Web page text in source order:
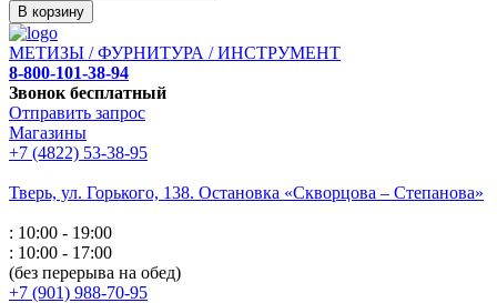
В корзину
МЕТИЗЫ / ФУРНИТУРА / ИНСТРУМЕНТ
8-800-101-38-94
Звонок бесплатный
Отправить запрос
Магазины
+7 (4822) 53-38-95
Тверь, ул. Горького, 138. Остановка «Скворцова – Степанова»
: 10:00 - 19:00
: 10:00 - 17:00
(без перерыва на обед)
+7 (901) 988-70-95